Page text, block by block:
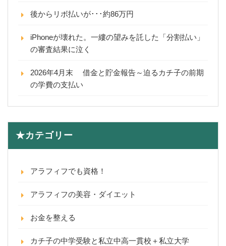
後からリボ払いが･･･約86万円
iPhoneが壊れた。一縷の望みを託した「分割払い」
の審査結果に泣く
2026年4月末 借金と貯金報告～迫るカチ子の前期
の学費の支払い
★カテゴリー
アラフィフでも資格！
アラフィフの美容・ダイエット
お金を整える
カチ子の中学受験と私立中高一貫校＋私立大学